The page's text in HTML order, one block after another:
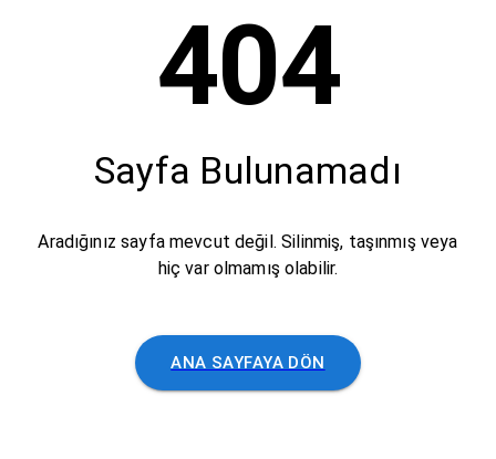
404
Sayfa Bulunamadı
Aradığınız sayfa mevcut değil. Silinmiş, taşınmış veya
hiç var olmamış olabilir.
ANA SAYFAYA DÖN